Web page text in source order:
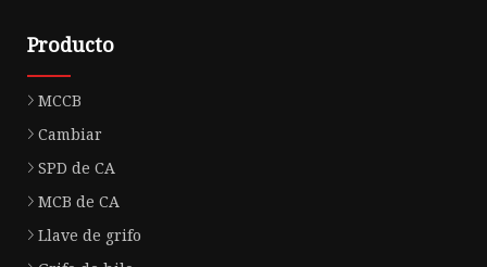
Producto
MCCB
Cambiar
SPD de CA
MCB de CA
Llave de grifo